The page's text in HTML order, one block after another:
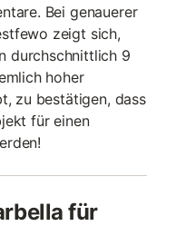
Bei genauerer
zeigt sich,
durchschnittlich 9
hoher
zu bestätigen, dass
für einen
für